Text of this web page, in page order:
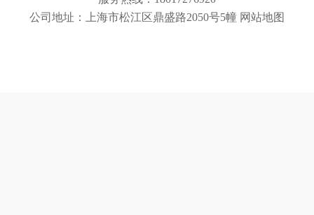
公司地址：上海市松江区鼎盛路2050号5幢 网站地图